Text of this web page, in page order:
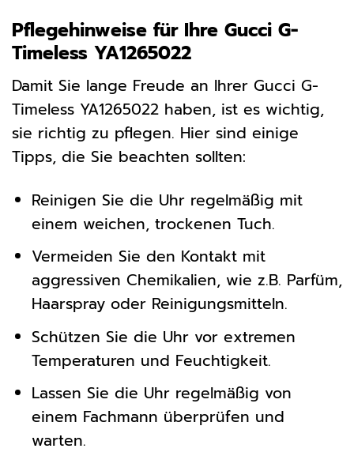
Pflegehinweise für Ihre Gucci G-
Timeless YA1265022
Damit Sie lange Freude an Ihrer Gucci G-
Timeless YA1265022 haben, ist es wichtig,
sie richtig zu pflegen. Hier sind einige
Tipps, die Sie beachten sollten:
Reinigen Sie die Uhr regelmäßig mit
einem weichen, trockenen Tuch.
Vermeiden Sie den Kontakt mit
aggressiven Chemikalien, wie z.B. Parfüm,
Haarspray oder Reinigungsmitteln.
Schützen Sie die Uhr vor extremen
Temperaturen und Feuchtigkeit.
Lassen Sie die Uhr regelmäßig von
einem Fachmann überprüfen und
warten.